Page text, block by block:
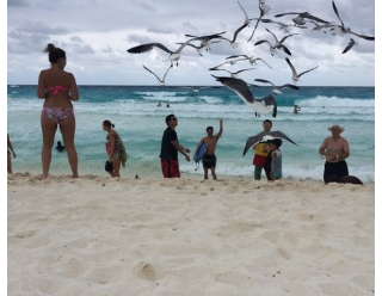
wanda
予報士 hiro.
banpaku
Mr.K
Romisea